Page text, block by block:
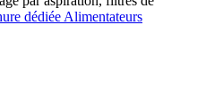
dédiée Alimentateurs